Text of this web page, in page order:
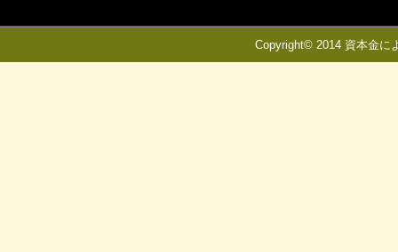
Copyright© 2014 資本金に